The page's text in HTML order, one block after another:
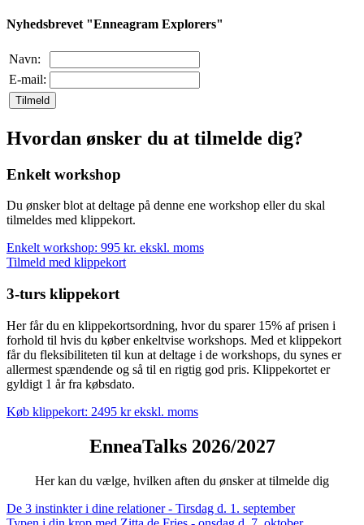
Nyhedsbrevet "Enneagram Explorers"
Navn:
E-mail:
Tilmeld
Hvordan ønsker du at tilmelde dig?
Enkelt workshop
Du ønsker blot at deltage på denne ene workshop eller du skal
tilmeldes med klippekort.
Enkelt workshop: 995 kr. ekskl. moms
Tilmeld med klippekort
3-turs klippekort
Her får du en klippekortsordning, hvor du sparer 15% af prisen i
forhold til hvis du køber enkeltvise workshops. Med et klippekort
får du fleksibiliteten til kun at deltage i de workshops, du synes er
allermest spændende og så til en rigtig god pris. Klippekortet er
gyldigt 1 år fra købsdato.
Køb klippekort: 2495 kr ekskl. moms
EnneaTalks 2026/2027
Her kan du vælge, hvilken aften du ønsker at tilmelde dig
De 3 instinkter i dine relationer - Tirsdag d. 1. september